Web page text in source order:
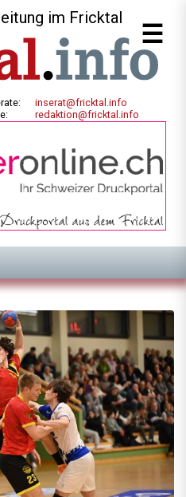
im Fricktal
inserat@fricktal.info
redaktion@fricktal.info